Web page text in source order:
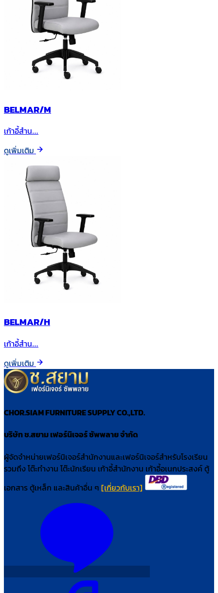
BELMAR/M
เก้าอี้สำน…
ดูเพิ่มเติม
BELMAR/H
เก้าอี้สำน…
ดูเพิ่มเติม
CHOR.SIAM FURNITURE SUPPLY CO.,LTD.
บริษัท ช.สยาม เฟอร์นิเจอร์ ซัพพลาย จำกัด
ผู้จัดจำหน่ายเฟอร์นิเจอร์สำนักงานและเฟอร์นิเจอร์สำหรับโรงเรียน
รวมถึง โต๊ะทำงาน โต๊ะนักเรียน เก้าอี้สำนักงาน เก้าอี้อเนกประสงค์ ตู้
เอกสาร ตู้เหล็ก และสินค้าอื่น ๆ [เกี่ยวกับเรา]